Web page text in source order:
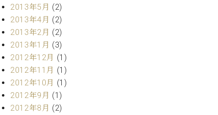
ー
サ
ー
ビ
ス
(
律
)
ア
2013年5月 (2)
2013年4月 (2)
2013年2月 (2)
2013年1月 (3)
2012年12月 (1)
2012年11月 (1)
2012年10月 (1)
2012年9月 (1)
2012年8月 (2)